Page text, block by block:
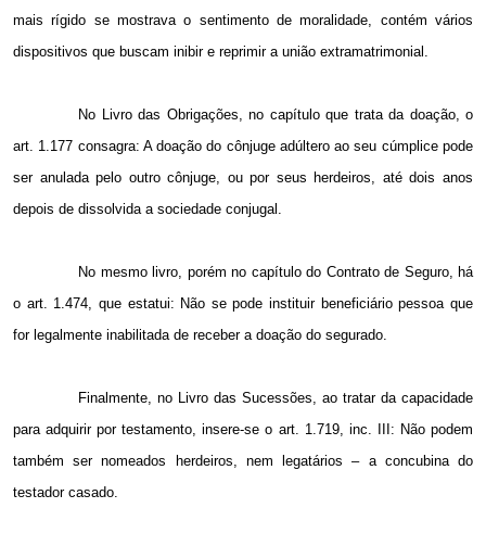
mais rígido se mostrava o sentimento de moralidade, contém vários
dispositivos que buscam inibir e reprimir a união extramatrimonial.
No Livro das Obrigações, no capítulo que trata da doação, o
art. 1.177 consagra: A doação do cônjuge adúltero ao seu cúmplice pode
ser anulada pelo outro cônjuge, ou por seus herdeiros, até dois anos
depois de dissolvida a sociedade conjugal.
No mesmo livro, porém no capítulo do Contrato de Seguro, há
o art. 1.474, que estatui: Não se pode instituir beneficiário pessoa que
for legalmente inabilitada de receber a doação do segurado.
Finalmente, no Livro das Sucessões, ao tratar da capacidade
para adquirir por testamento, insere-se o art. 1.719, inc. III: Não podem
também ser nomeados herdeiros, nem legatários – a concubina do
testador casado.